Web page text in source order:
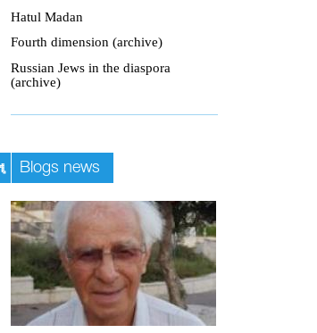
Hatul Madan
Fourth dimension (archive)
Russian Jews in the diaspora
(archive)
Blogs news